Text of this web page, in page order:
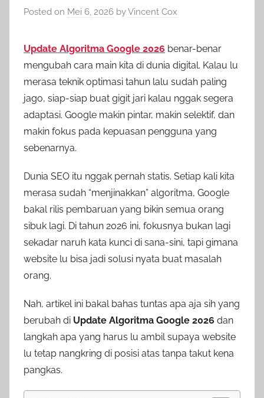
Posted on Mei 6, 2026 byVincent Cox
Update Algoritma Google 2026 benar-benar
mengubah cara main kita di dunia digital. Kalau lu
merasa teknik optimasi tahun lalu sudah paling
jago, siap-siap buat gigit jari kalau nggak segera
adaptasi. Google makin pintar, makin selektif, dan
makin fokus pada kepuasan pengguna yang
sebenarnya.
Dunia SEO itu nggak pernah statis. Setiap kali kita
merasa sudah “menjinakkan” algoritma, Google
bakal rilis pembaruan yang bikin semua orang
sibuk lagi. Di tahun 2026 ini, fokusnya bukan lagi
sekadar naruh kata kunci di sana-sini, tapi gimana
website lu bisa jadi solusi nyata buat masalah
orang.
Nah, artikel ini bakal bahas tuntas apa aja sih yang
berubah di Update Algoritma Google 2026 dan
langkah apa yang harus lu ambil supaya website
lu tetap nangkring di posisi atas tanpa takut kena
pangkas.